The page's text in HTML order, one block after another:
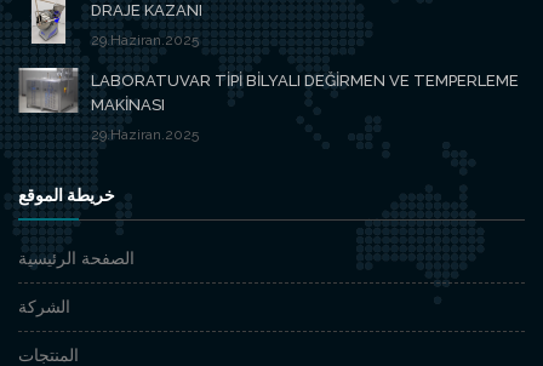
DRAJE KAZANI
29.Haziran.2025
LABORATUVAR TİPİ BİLYALI DEĞİRMEN VE TEMPERLEME
MAKİNASI
29.Haziran.2025
خريطة الموقع
الصفحة الرئيسية
الشركة
المنتجات